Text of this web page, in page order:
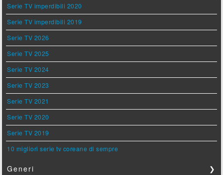
Serie TV imperdibili 2020
Serie TV imperdibili 2019
Serie TV 2026
Serie TV 2025
Serie TV 2024
Serie TV 2023
Serie TV 2021
Serie TV 2020
Serie TV 2019
10 migliori serie tv coreane di sempre
Generi ❯